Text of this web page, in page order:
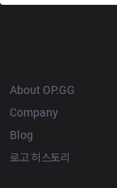
About OP.GG
Company
Blog
로고 히스토리